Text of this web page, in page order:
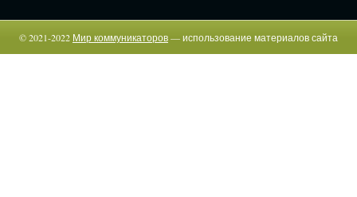
© 2021-2022 Мир коммуникаторов— использование материалов сайта